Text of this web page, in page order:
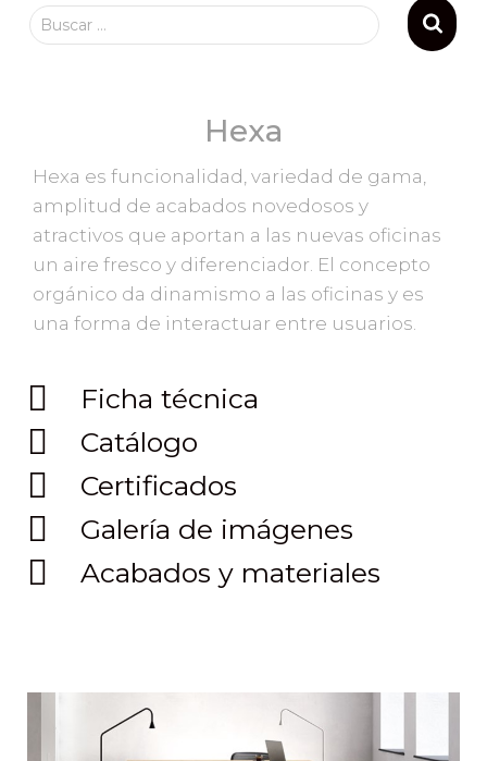
Buscar …
Hexa
Hexa es funcionalidad, variedad de gama,
amplitud de acabados novedosos y
atractivos que aportan a las nuevas oficinas
un aire fresco y diferenciador. El concepto
orgánico da dinamismo a las oficinas y es
una forma de interactuar entre usuarios.
Ficha técnica
Catálogo
Certificados
Galería de imágenes
Acabados y materiales